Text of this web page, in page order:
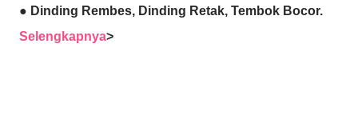
● Dinding Rembes, Dinding Retak, Tembok Bocor.
Selengkapnya>